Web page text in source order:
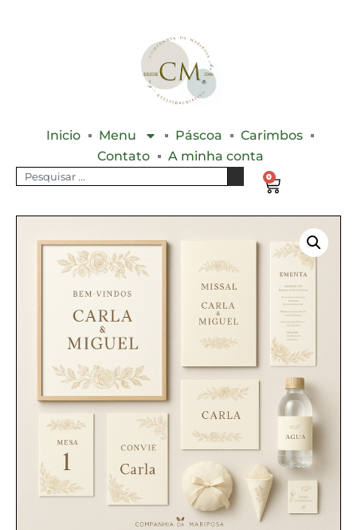
Inicio Menu Páscoa
Carimbos
Contato
A minha conta
0